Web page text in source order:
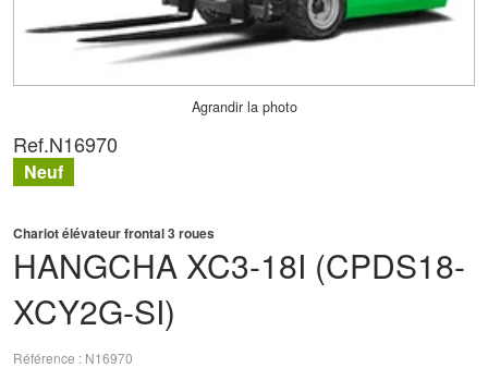
Agrandir la photo
HANGCHA XC3-18I (CPDS18-
XCY2G-SI)
Chariot élévateur frontal 3 roues
Référence
N16970
Ref.N16970
Neuf